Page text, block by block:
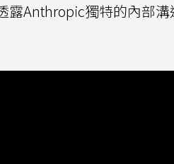
露Anthropic獨特的內部溝